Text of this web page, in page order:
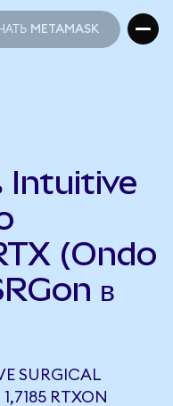
METAMASK
Intuitive
(Ondo
в
SURGICAL
RTXON